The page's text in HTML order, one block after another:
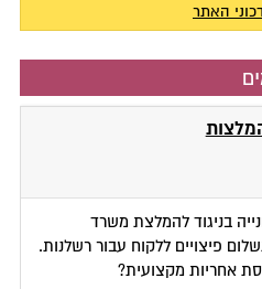
האתר
בניגוד להמלצת משרד
פיצויים ללקוח עבור רשלנות.
אחריות מקצועית?